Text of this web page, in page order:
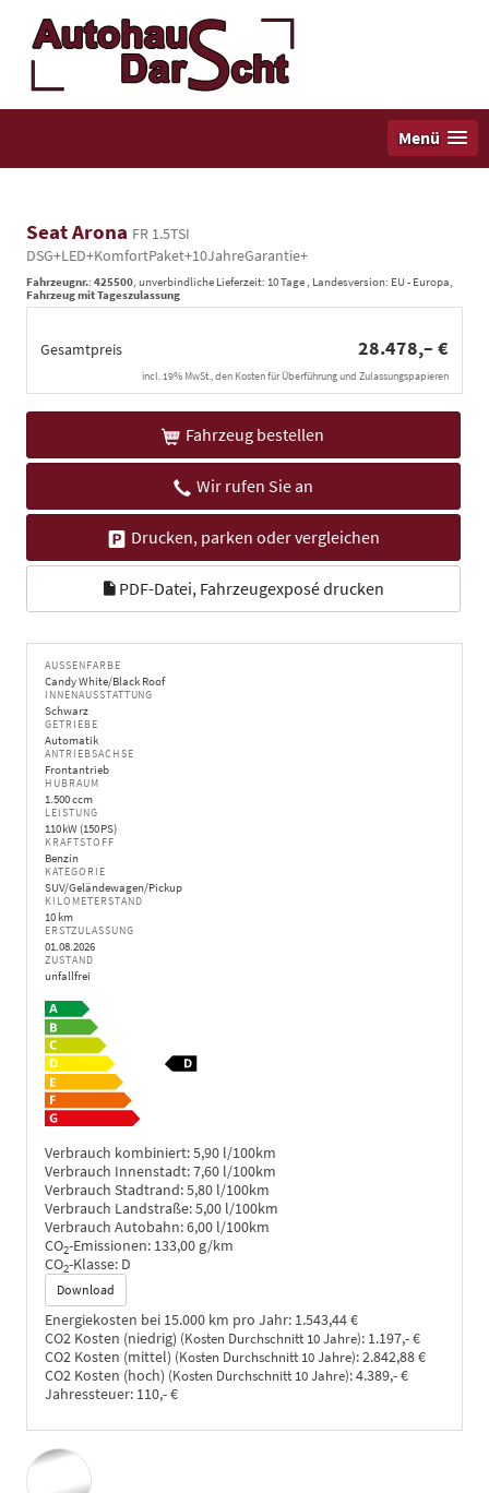
Menü
Seat Arona FR 1.5TSI
DSG+LED+KomfortPaket+10JahreGarantie+
Fahrzeugnr.: 425500 , unverbindliche Lieferzeit: 10 Tage , Landesversion: EU - Europa,
Fahrzeug mit Tageszulassung
Gesamtpreis 28.478,– €
incl. 19% MwSt., den Kosten für Überführung und Zulassungspapieren
Fahrzeug bestellen
Wir rufen Sie an
Drucken, parken oder vergleichen
PDF-Datei, Fahrzeugexposé drucken
AUSSENFARBE
Candy White/Black Roof
INNENAUSSTATTUNG
Schwarz
GETRIEBE
Automatik
ANTRIEBSACHSE
Frontantrieb
HUBRAUM
1.500 ccm
LEISTUNG
110 kW (150 PS)
KRAFTSTOFF
Benzin
KATEGORIE
SUV/Geländewagen/Pickup
KILOMETERSTAND
10 km
ERSTZULASSUNG
01.08.2026
ZUSTAND
unfallfrei
Verbrauch kombiniert:5,90 l/100km
Verbrauch Innenstadt:7,60 l/100km
Verbrauch Stadtrand:5,80 l/100km
Verbrauch Landstraße:5,00 l/100km
Verbrauch Autobahn:6,00 l/100km
CO2-Emissionen: 133,00 g/km
CO2-Klasse: D
Download
Energiekosten bei 15.000 km pro Jahr: 1.543,44 €
CO2 Kosten (niedrig) (Kosten Durchschnitt 10 Jahre): 1.197,- €
CO2 Kosten (mittel) (Kosten Durchschnitt 10 Jahre):2.842,88 €
CO2 Kosten (hoch) (Kosten Durchschnitt 10 Jahre):4.389,- €
Jahressteuer: 110,- €